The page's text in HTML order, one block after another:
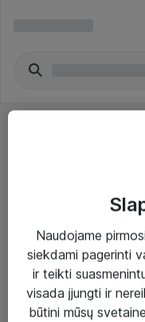
Paslaugos
Sprendimai
Įgyvendinti projektai
Naudojame
siekdami pagerinti
ir teikti
visada įjungti ir
būtini mūsų